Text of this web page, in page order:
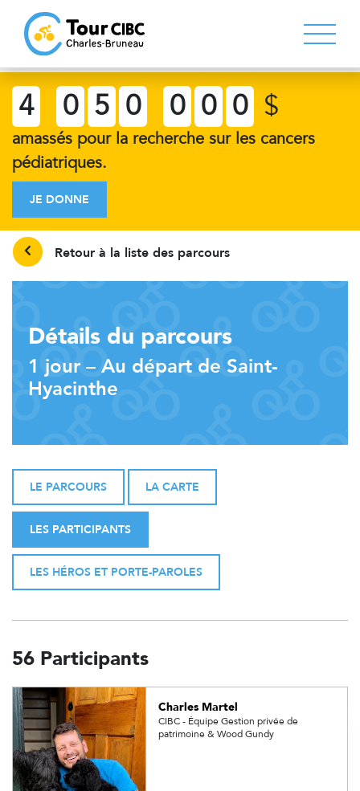
4 0 5 0 0 0 0 $
amassés pour la recherche sur les cancers
pédiatriques.
JE DONNE
Retour à la liste des parcours
Détails du parcours
1 jour – Au départ de Saint-
Hyacinthe
LE PARCOURS LA CARTE
LES PARTICIPANTS
LES HÉROS ET PORTE-PAROLES
56 Participants
Charles Martel
CIBC - Équipe Gestion privée de
patrimoine & Wood Gundy